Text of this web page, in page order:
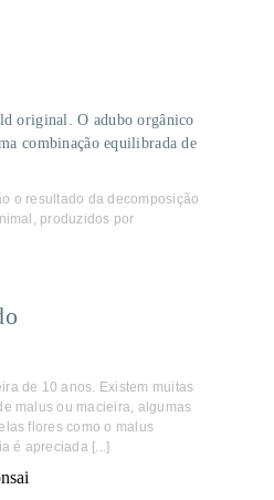
original. O adubo orgânico
combinação equilibrada de
o resultado da decomposição
produzidos por
de 10 anos. Existem muitas
malus ou macieira, algumas
flores como o malus
é apreciada [...]